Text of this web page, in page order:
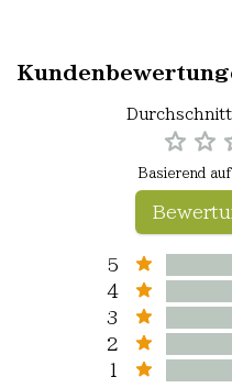
Basierend
5
4
3
2
1